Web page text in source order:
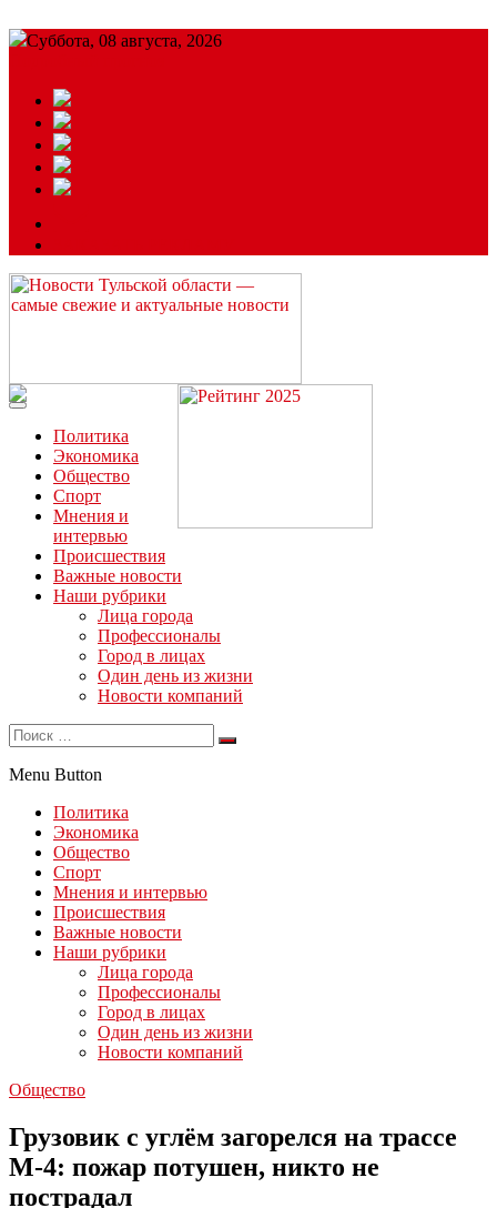
Суббота, 08 августа, 2026
Читайте последние новости дня в Тульской области на сайте
“ЗаНовомосковск”
Политика
Экономика
Общество
Спорт
Мнения и
интервью
Происшествия
Важные новости
Наши рубрики
Лица города
Профессионалы
Город в лицах
Один день из жизни
Новости компаний
Menu Button
Политика
Экономика
Общество
Спорт
Мнения и интервью
Происшествия
Важные новости
Наши рубрики
Лица города
Профессионалы
Город в лицах
Один день из жизни
Новости компаний
Общество
Грузовик с углём загорелся на трассе
М-4: пожар потушен, никто не
пострадал